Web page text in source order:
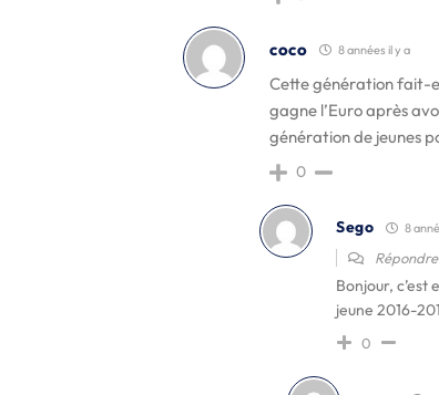
coco 8 années il y a
Cette génération fait-
gagne l’Euro après
génération de jeunes
0
Sego 8
Bonjour,
jeune 2016-
0